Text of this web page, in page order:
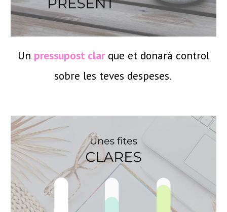
Un pressupost clarque et donarà control
sobre les teves despeses.